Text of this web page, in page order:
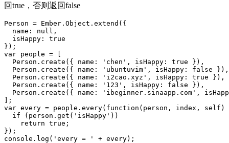
回true，否则返回false
Person = Ember.Object.extend({
  name: null,
  isHappy: true
});
var people = [
  Person.create({ name: 'chen', isHappy: true }),
  Person.create({ name: 'ubuntuvim', isHappy: false }),
  Person.create({ name: 'i2cao.xyz', isHappy: true }),
  Person.create({ name: '123', isHappy: false }),
Person.create({ name: 'ibeginner.sinaapp.com',
];
var every = people.every(function(person, index, self)
  if (person.get('isHappy'))
    return true;
});
console.log('every = ' + every);